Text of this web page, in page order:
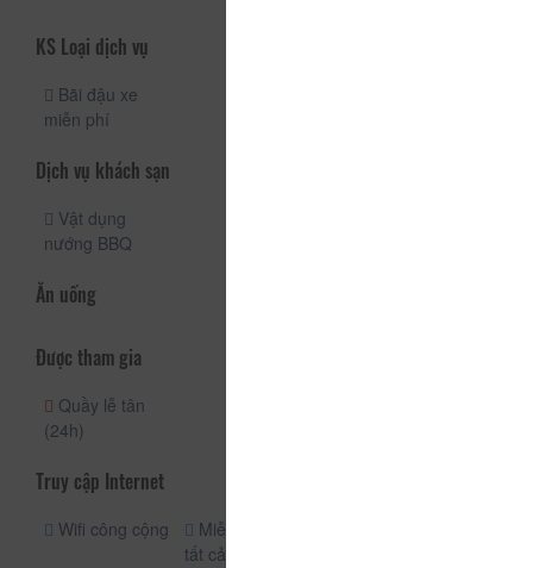
KS Loại dịch vụ
Bãi đậu xe
miễn phí
Dịch vụ khách sạn
Vật dụng
nướng BBQ
Ăn uống
Được tham gia
Quầy lễ tân
(24h)
Truy cập Internet
Wifi công cộng
Miễn phí wifi
tất cả các phòng